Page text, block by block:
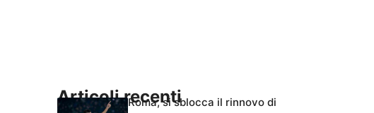
Articoli recentiRoma, si sblocca il rinnovo di